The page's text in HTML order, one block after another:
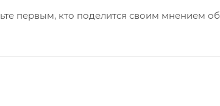
первым, кто поделится своим мнением об